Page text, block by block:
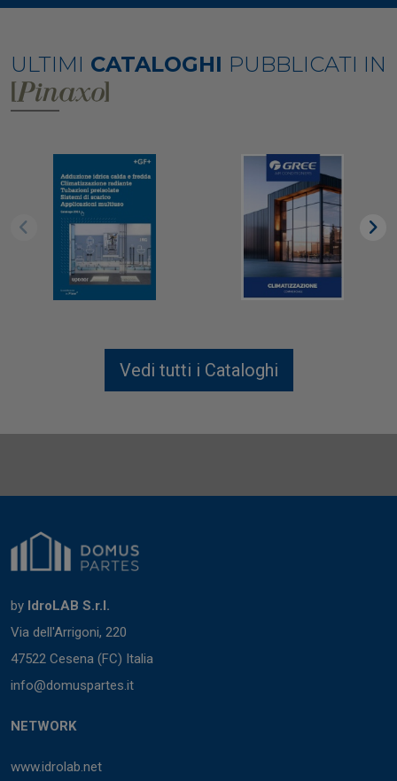
ULTIMI CATALOGHI PUBBLICATI IN
Vedi tutti i Cataloghi
by IdroLAB S.r.l.
Via dell'Arrigoni, 220
47522 Cesena (FC) Italia
info@domuspartes.it
NETWORK
www.idrolab.net